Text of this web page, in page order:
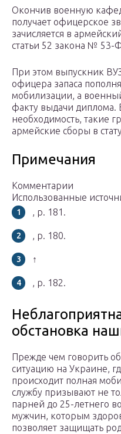
Окончив военную
получает офицерское
зачисляется в
статьи 52 закона № 53-
При этом выпускник
офицера запаса
мобилизации, а
факту выдачи диплома.
необходимость, такие
армейские сборы в
Примечания
Комментарии
Использованные
, p. 181.
, p. 180.
↑
, p. 182.
обстановка
Прежде чем говорить
ситуацию на Украине,
происходит полная
службу призывают не
парней до 25-летнего
мужчин, которым
позволяет защищать